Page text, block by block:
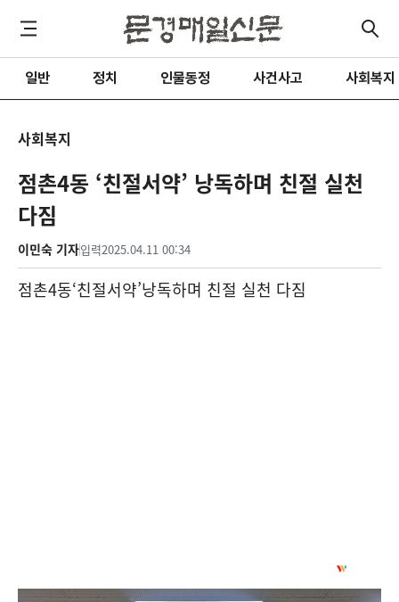
일반 정치 인물동정 사건사고 사회복지
사회복지
점촌4동 ‘친절서약’ 낭독하며 친절 실천
다짐
이민숙 기자입력2025.04.11 00:34
점촌4동‘친절서약’낭독하며 친절 실천 다짐